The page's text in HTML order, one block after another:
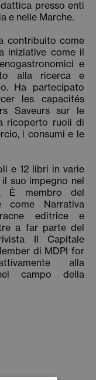
presso enti
e nelle Marche.
contribuito come
iniziative come il
e
alla ricerca e
Ha partecipato
les capacités
Saveurs sur le
ricoperto ruoli di
i consumi e le
e 12 libri in varie
suo impegno nel
È membro del
come Narrativa
editrice e
a far parte del
Il Capitale
di MDPI for
alla
campo della